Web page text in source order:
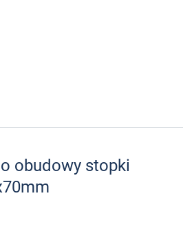
obudowy stopki